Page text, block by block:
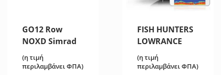
GO12 Row
NOXD Simrad
(η τιμή
περιλαμβάνει ΦΠΑ)
FISH HUNTERS
LOWRANCE
(η τιμή
περιλαμβάνει ΦΠΑ)